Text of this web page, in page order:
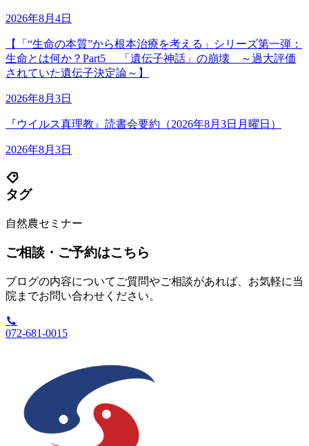
2026年8月4日
【「“生命の本質”から根本治療を考える」シリーズ第一弾：
生命とは何か？Part5 「遺伝子神話」の崩壊 ～過大評価
されていた遺伝子決定論～】
2026年8月3日
『ウイルス真理教』読書会要約（2026年8月3日月曜日）
2026年8月3日
タグ
自然農セミナー
ご相談・ご予約はこちら
ブログの内容についてご質問やご相談があれば、お気軽に当
院までお問い合わせください。
072-681-0015